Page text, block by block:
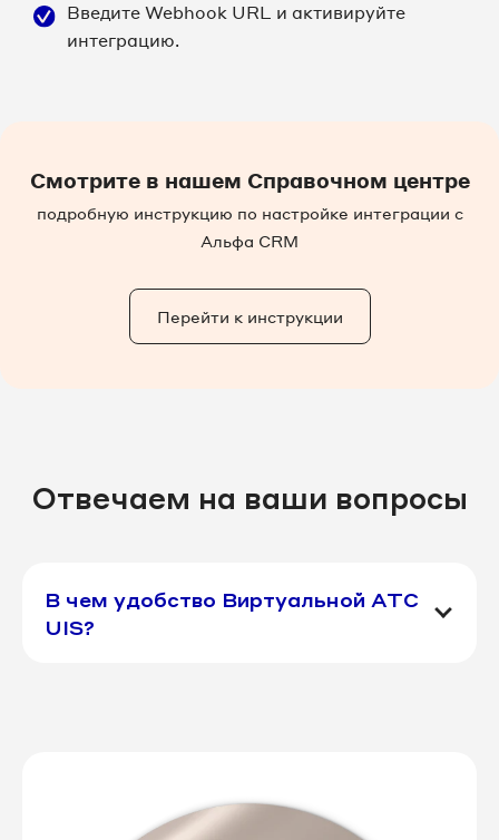
Введите Webhook URL и активируйте
интеграцию.
Смотрите в нашем Справочном центре
подробную инструкцию по настройке интеграции с
Альфа CRM
Перейти к инструкции
Отвечаем на ваши вопросы
В чем удобство Виртуальной АТС
UIS?